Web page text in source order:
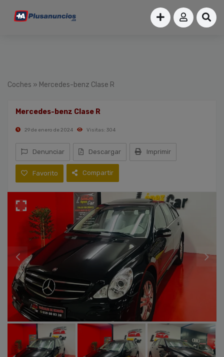
Coches » Mercedes-benz Clase R
Mercedes-benz Clase R
29 de enero de 2024 Visitas: 304
Denunciar Descargar Imprimir
Favorito Compartir